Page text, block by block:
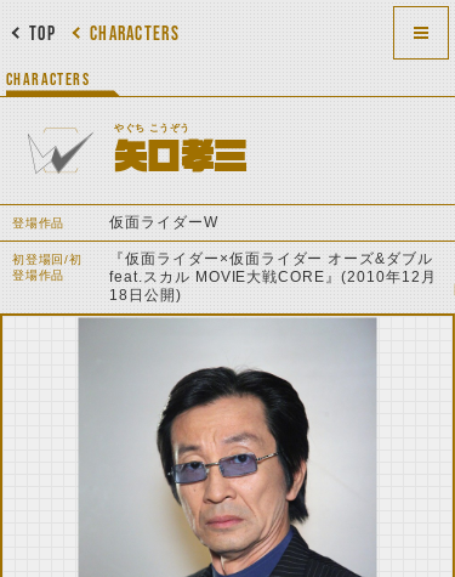
CHARACTERS
TOP
CHARACTERS
やぐち こうぞう
矢口孝三
登場作品 仮面ライダーW
初登場回/初
登場作品
『仮面ライダー×仮面ライダー オーズ&ダブル
feat.スカル MOVIE大戦CORE』(2010年12月
18日公開)